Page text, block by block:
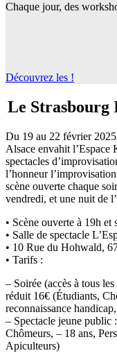
Chaque jour, des
Découvrez les !
Le Strasbourg
Du 19 au 22 février
Alsace envahit l’Espace
spectacles
l’honneur
scène ouverte chaque
vendredi, et une nuit de
• Scène ouverte à 19h et
• Salle de spectacle
• 10 Rue du Hohwald,
• Tarifs :
– Soirée (accès à tous
réduit 16€ (Étudiants,
reconnaissance
– Spectacle jeune
Chômeurs, – 18 ans,
Apiculteurs)